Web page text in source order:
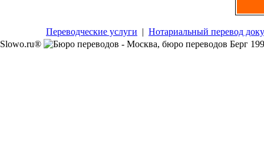
Переводческие услуги | Нотариальный перевод
Slowo.ru®